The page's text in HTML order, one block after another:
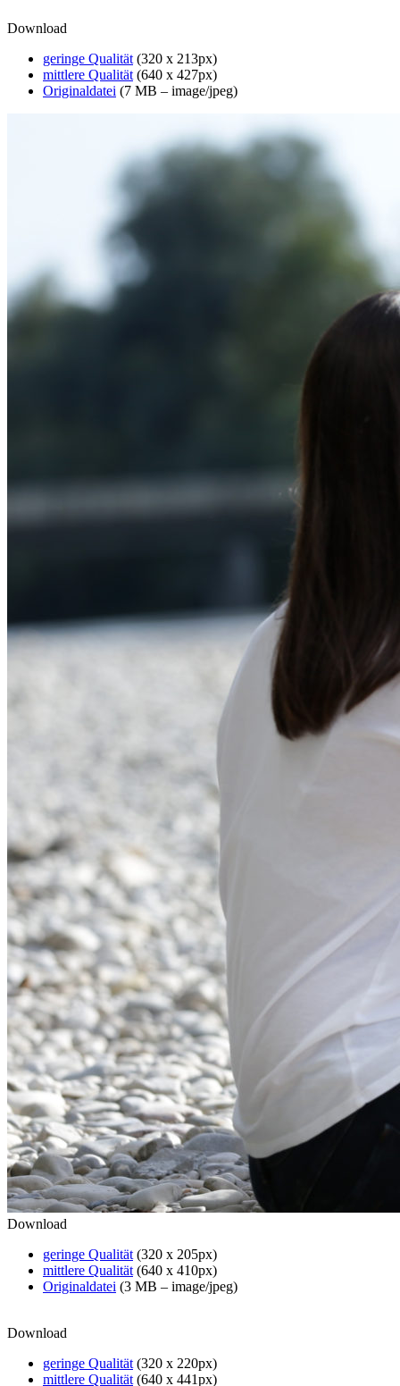
Download
geringe Qualität (320 x 213px)
mittlere Qualität (640 x 427px)
Originaldatei (7 MB – image/jpeg)
Download
geringe Qualität (320 x 205px)
mittlere Qualität (640 x 410px)
Originaldatei (3 MB – image/jpeg)
Download
geringe Qualität (320 x 220px)
mittlere Qualität (640 x 441px)